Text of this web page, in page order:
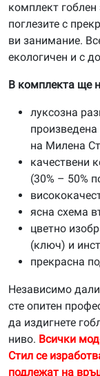
комплект
поглезите с
ви занимание.
екологичен и с
В комплекта ще
луксозна
на Милена
качествени
(30% – 50%
ясна схема
цветно
(ключ) и
прекрасна
Независимо
сте опитен
да издигнете
ниво. Всички
Стил се
подлежат на